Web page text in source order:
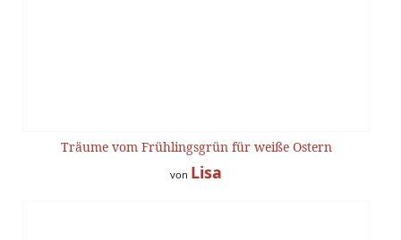
Träume vom Frühlingsgrün für weiße Ostern
von Lisa